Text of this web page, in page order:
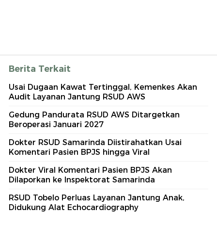
Berita Terkait
Usai Dugaan Kawat Tertinggal, Kemenkes Akan
Audit Layanan Jantung RSUD AWS
Gedung Pandurata RSUD AWS Ditargetkan
Beroperasi Januari 2027
Dokter RSUD Samarinda Diistirahatkan Usai
Komentari Pasien BPJS hingga Viral
Dokter Viral Komentari Pasien BPJS Akan
Dilaporkan ke Inspektorat Samarinda
RSUD Tobelo Perluas Layanan Jantung Anak,
Didukung Alat Echocardiography